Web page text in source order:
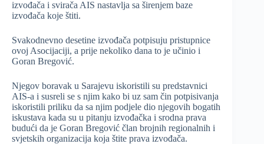
izvođača i svirača AIS nastavlja sa širenjem baze
izvođača koje štiti.
Svakodnevno desetine izvođača potpisuju pristupnice
ovoj Asocijaciji, a prije nekoliko dana to je učinio i
Goran Bregović.
Njegov boravak u Sarajevu iskoristili su predstavnici
AIS-a i susreli se s njim kako bi uz sam čin potpisivanja
iskoristili priliku da sa njim podjele dio njegovih bogatih
iskustava kada su u pitanju izvođačka i srodna prava
budući da je Goran Bregović član brojnih regionalnih i
svjetskih organizacija koja štite prava izvođača.